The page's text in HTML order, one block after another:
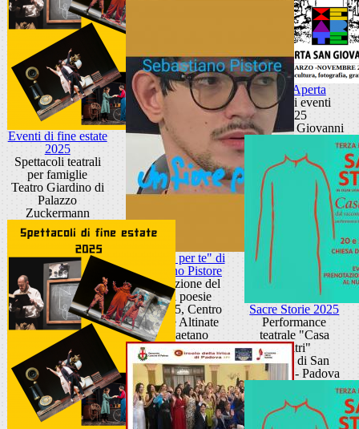
Porta Aperta
Ciclo di eventi
2025
Porta San Giovanni
Eventi di fine estate
2025
Spettacoli teatrali
per famiglie
Teatro Giardino di
Palazzo
Zuckermann
"Un fiore per te" di
Sebastiano Pistore
Presentazione del
libro di poesie
Spazio 35, Centro
culturale Altinate
San Gaetano
Sacre Storie 2025
Performance
teatrale "Casa
d'altri"
Chiesa di San
Gaetano - Padova